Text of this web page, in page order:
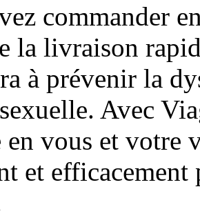
commander
la livraison
à prévenir la
Avec
en vous et votre
et